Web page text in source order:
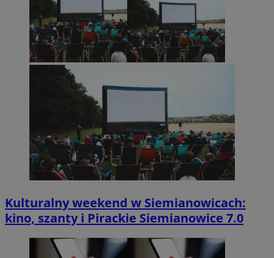
Kulturalny weekend w Siemianowicach:
kino, szanty i Pirackie Siemianowice 7.0